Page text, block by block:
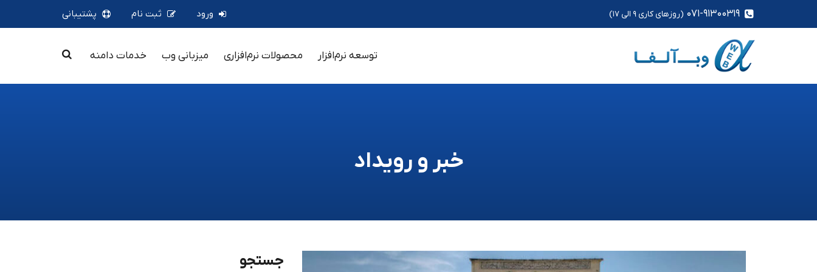
۰۷۱-۹۱۳۰۰۳۱۹ (روزهای کاری ۹ الی ۱۷) ورود ثبت نام پشتیبانی
توسعه نرم‌افزار محصولات نرم‌افزاری میزبانی وب خدمات دامنه
خبر و رویداد
جستجو